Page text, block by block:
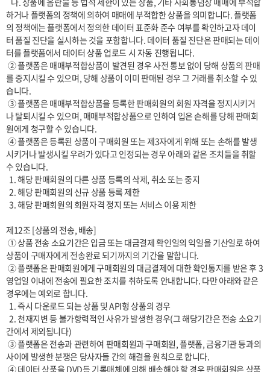
하거나 플랫폼의 정책에 의하여 매매에 부적합한 상품을 의미합니다. 플랫폼
의 정책에는 플랫폼에서 정의한 데이터 표준화 준수 여부를 확인하고자 데이
터 품질 진단을 실시하는 것을 포함합니다. 데이터 품질 진단은 판매되는 데이
터를 플랫폼에서 데이터 상품 업로드 시 자동 진행됩니다.
를 중지시킬 수 있으며, 당해 상품이 이미 판매된 경우 그 거래를 취소할 수 있
습니다.
나 탈퇴시킬 수 있으며, 매매부적합상품으로 인하여 입은 손해를 당해 판매회
원에게 청구할 수 있습니다.
시키거나 발생시킬 우려가 있다고 인정되는 경우 아래와 같은 조치들을 취할
수 있습니다.
  2. 해당 판매회원의 신규 상품 등록 제한
  3. 해당 판매회원의 회원자격 정지 또는 서비스 이용 제한
제12조 [상품의 전송, 배송]
상품이 구매자에게 전송완료 되기까지의 기간을 말합니다.
영업일 이내에 전송에 필요한 조치를 취하도록 안내합니다. 다만 아래와 같은
경우에는 예외로 합니다.
  2. 천재지변 등 불가항력적인 사유가 발생한 경우(그 해당기간은 전송 소요기
간에서 제외됩니다)
사이에 발생한 분쟁은 당사자들 간의 해결을 원칙으로 합니다.